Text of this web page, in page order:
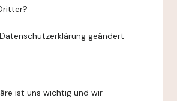
geändert
ist uns wichtig und wir